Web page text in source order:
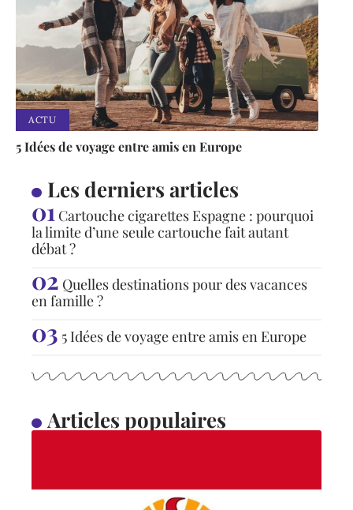
ACTU
5 Idées de voyage entre amis en Europe
Les derniers articles
Cartouche cigarettes Espagne : pourquoi
la limite d’une seule cartouche fait autant
débat ?
Quelles destinations pour des vacances
en famille ?
5 Idées de voyage entre amis en Europe
Articles populaires